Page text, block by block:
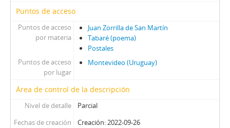
Puntos de acceso
Puntos de acceso
por materia
Juan Zorrilla de San Martín
Tabaré (poema)
Postales
Puntos de acceso
por lugar
Montevideo (Uruguay)
Área de control de la descripción
Nivel de detalle
Parcial
Fechas de creación
Creación: 2022-09-26